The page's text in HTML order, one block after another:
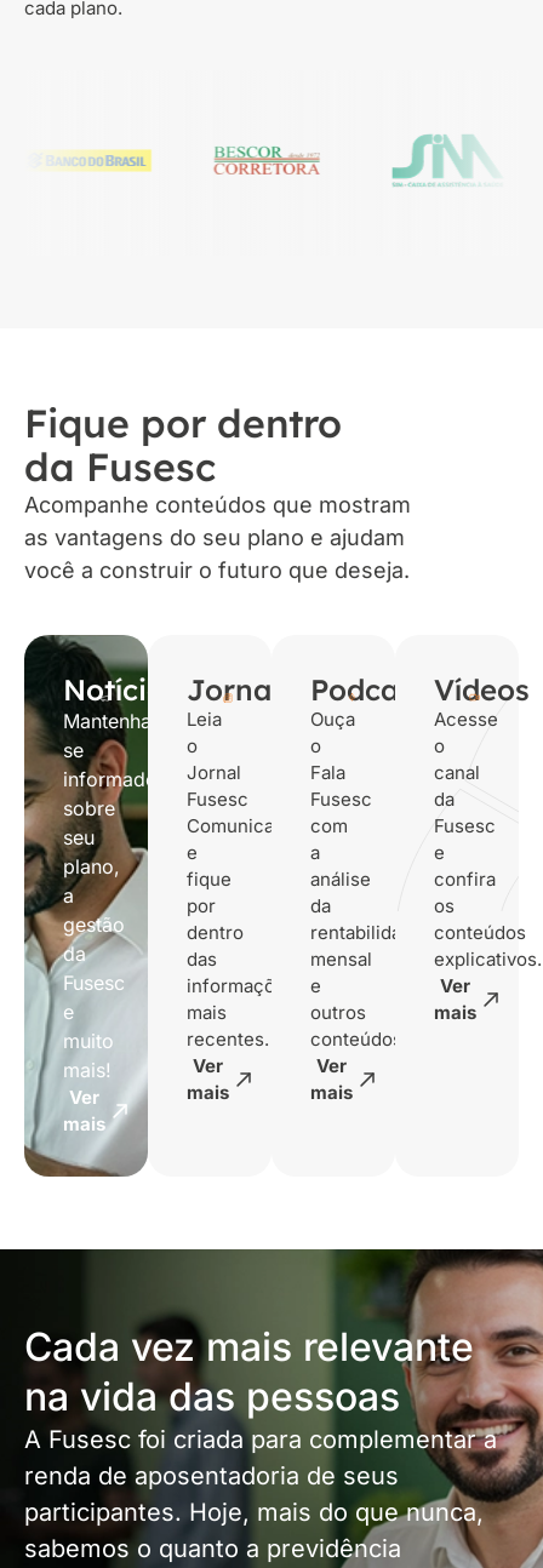
cada plano.
Fique por dentro
da Fusesc
Acompanhe conteúdos que mostram
as vantagens do seu plano e ajudam
você a construir o futuro que deseja.
Notícias
Mantenha-
se
informado
sobre
seu
plano,
a
gestão
da
Fusesc
e
muito
mais!
Ver
mais
Jornais
Leia
o
Jornal
Fusesc
Comunica
e
fique
por
dentro
das
informações
mais
recentes.
Ver
mais
Podcasts
Ouça
o
Fala
Fusesc
com
a
análise
da
rentabilidade
mensal
e
outros
conteúdos.
Ver
mais
Vídeos
Acesse
o
canal
da
Fusesc
e
confira
os
conteúdos
explicativos.
Ver
mais
Cada vez mais relevante
na vida das pessoas
A Fusesc foi criada para complementar a
renda de aposentadoria de seus
participantes. Hoje, mais do que nunca,
sabemos o quanto a previdência